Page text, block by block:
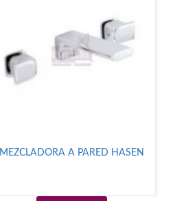
MEZCLADORA A PARED HASEN